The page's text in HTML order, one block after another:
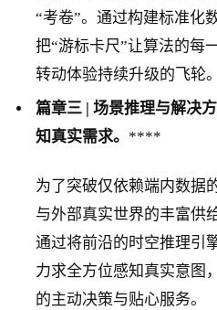
“考卷”。通过构建标准化
把“游标卡尺”让算法的每
转动体验持续升级的飞轮。
篇章三 | 场景推理与解决
知真实需求。 ****
为了突破仅依赖端内数据
与外部真实世界的丰富供
通过将前沿的时空推理引
力求全方位感知真实意图
的主动决策与贴心服务。